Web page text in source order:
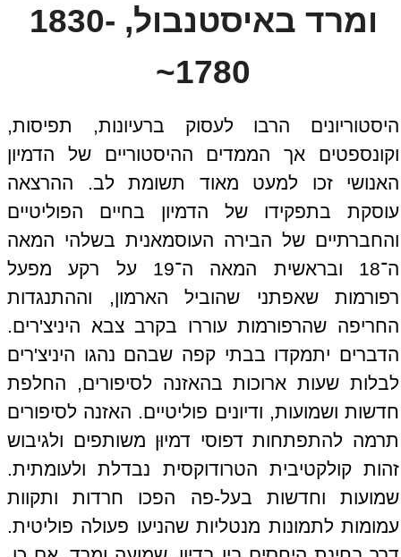
ומרד באיסטנבול, 1830-
1780~
היסטוריונים הרבו לעסוק ברעיונות, תפיסות,
וקונספטים אך הממדים ההיסטוריים של הדמיון
האנושי זכו למעט מאוד תשומת לב. ההרצאה
עוסקת בתפקידו של הדמיון בחיים הפוליטיים
והחברתיים של הבירה העוסמאנית בשלהי המאה
ה־18 ובראשית המאה ה־19 על רקע מפעל
רפורמות שאפתני שהוביל הארמון, וההתנגדות
החריפה שהרפורמות עוררו בקרב צבא היניצ'רים.
הדברים יתמקדו בבתי קפה שבהם נהגו היניצ'רים
לבלות שעות ארוכות בהאזנה לסיפורים, החלפת
חדשות ושמועות, ודיונים פוליטיים. האזנה לסיפורים
תרמה להתפתחות דפוסי דמיוּן משותפים ולגיבוש
זהות קולקטיבית הטרודוקסית נבדלת ולעומתית.
שמועות וחדשות בעל-פה הפכו חרדות ותקוות
עמומות לתמונות מנטליות שהניעו פעולה פוליטית.